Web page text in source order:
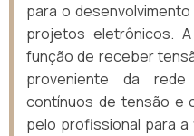
para o
projetos eletrônicos.
função de receber
proveniente da
contínuos de tensão e
pelo profissional para a